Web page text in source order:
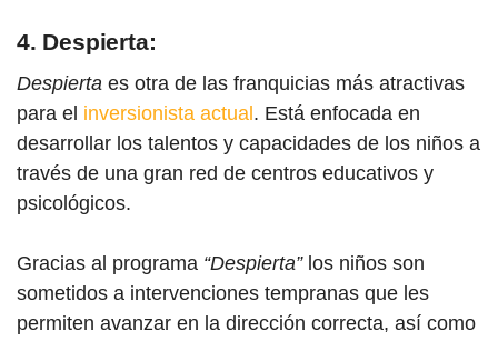
4. Despierta:
Despierta es otra de las franquicias más atractivas
para el inversionista actual . Está enfocada en
desarrollar los talentos y capacidades de los niños a
través de una gran red de centros educativos y
psicológicos.
Gracias al programa “Despierta” los niños son
sometidos a intervenciones tempranas que les
permiten avanzar en la dirección correcta, así como